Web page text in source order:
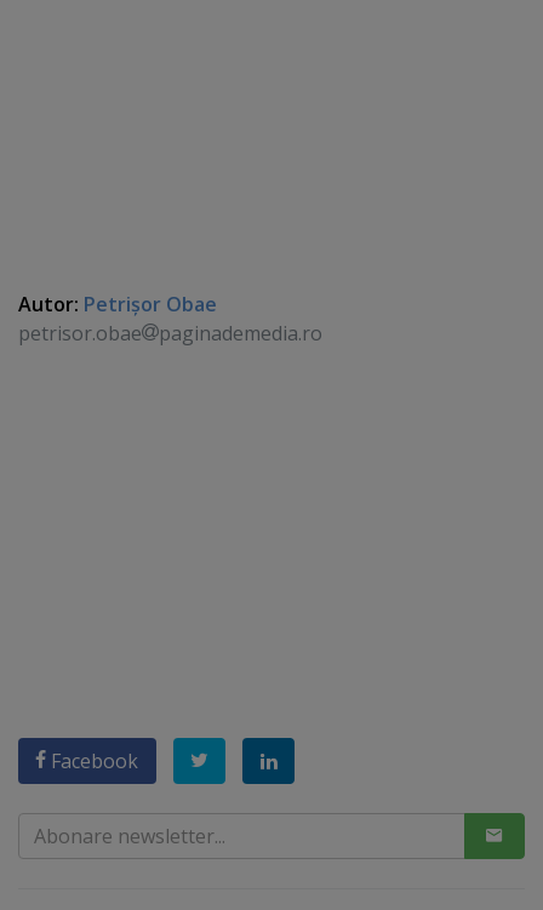
Autor: Petrişor Obae
petrisor.obae
paginademedia.ro
Facebook